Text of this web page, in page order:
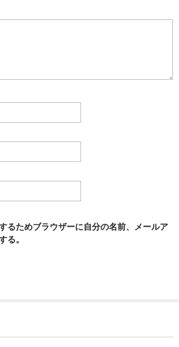
るためブラウザーに自分の名前、メールア
る。